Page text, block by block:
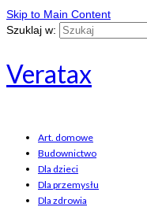
Skip to Main Content
Szuklaj w:
Veratax
Art. domowe
Budownictwo
Dla dzieci
Dla przemysłu
Dla zdrowia